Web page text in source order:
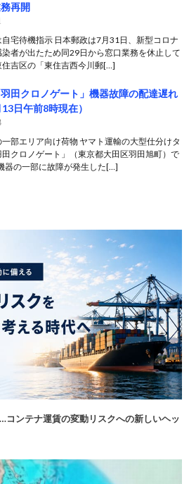
再開
宅待機指示 日本郵政は7月31日、新型コロナ
者が出たため同29日から窓口業務を休止して
住吉区の「東住吉西今川郵[…]
田クロノゲート」機器故障の配達遅れ
日午前8時現在）
部エリア向け荷物 ヤマト運輸の大型仕分けタ
クロノゲート」（東京都大田区羽田旭町）で
器の一部に故障が発生した[…]
コンテナ運賃の変動リスクへの新しいヘッ